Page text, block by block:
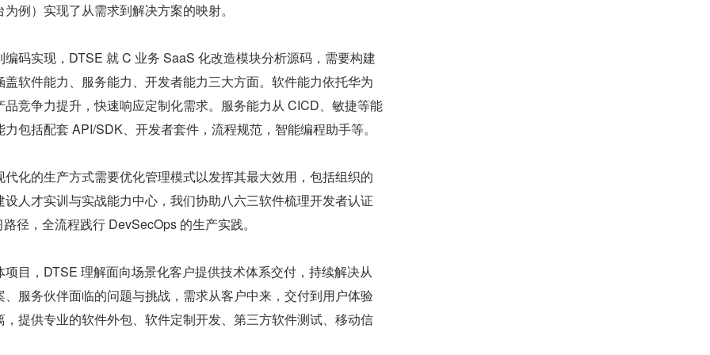
例）实现了从需求到解决方案的映射。
码实现，DTSE 就 C 业务 SaaS 化改造模块分析源码，需要构建
软件能力、服务能力、开发者能力三大方面。软件能力依托华为
竞争力提升，快速响应定制化需求。服务能力从 CICD、敏捷等能
包括配套 API/SDK、开发者套件，流程规范，智能编程助手等。
化的生产方式需要优化管理模式以发挥其最大效用，包括组织的
人才实训与实战能力中心，我们协助八六三软件梳理开发者认证
径，全流程践行 DevSecOps 的生产实践。
目，DTSE 理解面向场景化客户提供技术体系交付，持续解决从
服务伙伴面临的问题与挑战，需求从客户中来，交付到用户体验
提供专业的软件外包、软件定制开发、第三方软件测试、移动信